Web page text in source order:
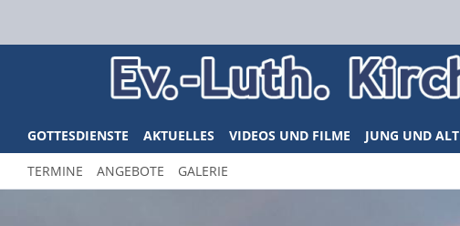
GOTTESDIENSTE AKTUELLES VIDEOS UND FILME JUNG UND ALT
TERMINE ANGEBOTE GALERIE